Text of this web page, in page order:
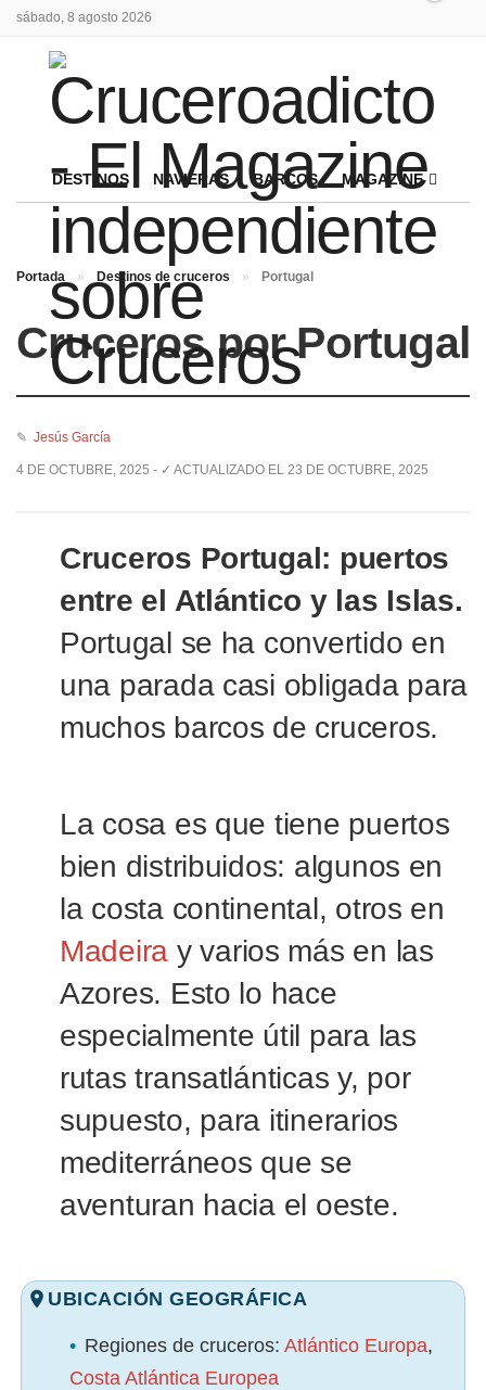
sábado, 8 agosto 2026
DESTINOS NAVIERAS BARCOS MAGAZINE
Portada » Destinos de cruceros » Portugal
Cruceros por Portugal
✎ Jesús García
4 DE OCTUBRE, 2025 - ✓ ACTUALIZADO EL 23 DE OCTUBRE, 2025
Cruceros Portugal: puertos
entre el Atlántico y las Islas.
Portugal se ha convertido en
una parada casi obligada para
muchos barcos de cruceros.
La cosa es que tiene puertos
bien distribuidos: algunos en
la costa continental, otros en
Madeira y varios más en las
Azores. Esto lo hace
especialmente útil para las
rutas transatlánticas y, por
supuesto, para itinerarios
mediterráneos que se
aventuran hacia el oeste.
UBICACIÓN GEOGRÁFICA
• Regiones de cruceros: Atlántico Europa,
Costa Atlántica Europea